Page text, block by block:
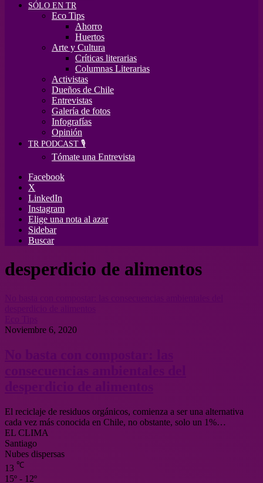
SÓLO EN TR
Eco Tips
Ahorro
Huertos
Arte y Cultura
Críticas literarias
Columnas Literarias
Activistas
Dueños de Chile
Entrevistas
Galería de fotos
Infografías
Opinión
TR PODCAST 🎙️
Tómate una Entrevista
Facebook
X
LinkedIn
Instagram
Elige una nota al azar
Sidebar
Buscar
desperdicio de alimentos
Noviembre 6, 2020
El reciclaje de residuos orgánicos, comienza a ser una alternativa
cada vez más conocida en Chile, no obstante, solo un 1%…
EL CLIMA
Santiago
Nubes dispersas
13 ℃
15º - 12º